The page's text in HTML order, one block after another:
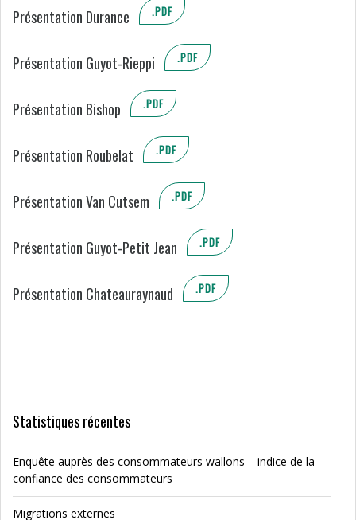
Présentation Durance .PDF
Présentation Guyot-Rieppi .PDF
Présentation Bishop .PDF
Présentation Roubelat .PDF
Présentation Van Cutsem .PDF
Présentation Guyot-Petit Jean .PDF
Présentation Chateauraynaud .PDF
Statistiques récentes
Enquête auprès des consommateurs wallons – indice de la
confiance des consommateurs
Migrations externes